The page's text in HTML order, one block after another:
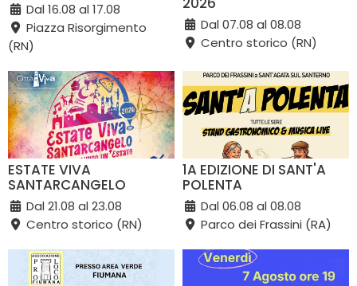
Dal 16.08 al 17.08
Piazza Risorgimento
(RN)
Dal 07.08 al 08.08
Centro storico (RN)
ESTATE VIVA
SANTARCANGELO
Dal 21.08 al 23.08
Centro storico (RN)
1A EDIZIONE DI SANT'A
POLENTA
Dal 06.08 al 08.08
Parco dei Frassini (RA)